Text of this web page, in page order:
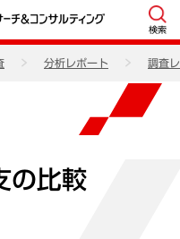
検索
分析レポート 調査
の比較